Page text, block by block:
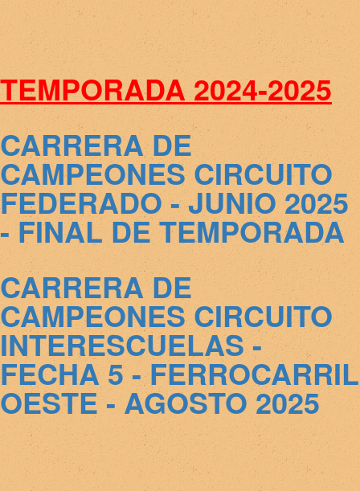
TEMPORADA 2024-2025
CARRERA DE
CAMPEONES CIRCUITO
FEDERADO - JUNIO 2025
- FINAL DE TEMPORADA
CARRERA DE
CAMPEONES CIRCUITO
INTERESCUELAS -
FECHA 5 - FERROCARRIL
OESTE - AGOSTO 2025